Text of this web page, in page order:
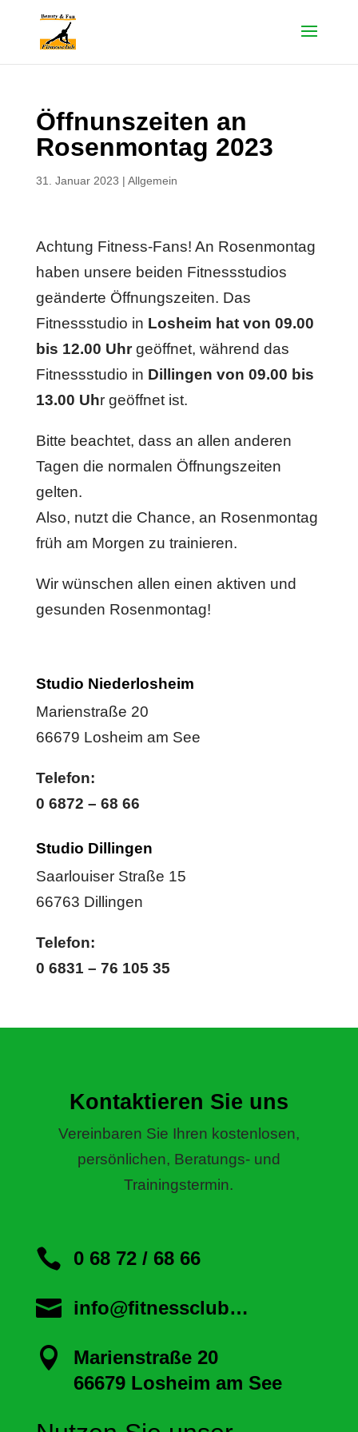
Öffnunszeiten an
Rosenmontag 2023
31. Januar 2023 | Allgemein
Achtung Fitness-Fans! An Rosenmontag
haben unsere beiden Fitnessstudios
geänderte Öffnungszeiten. Das
Fitnessstudio in Losheim hat von 09.00
bis 12.00 Uhrgeöffnet, während das
Fitnessstudio in Dillingen von 09.00 bis
13.00 Uhr geöffnet ist.
Bitte beachtet, dass an allen anderen
Tagen die normalen Öffnungszeiten
gelten.
Also, nutzt die Chance, an Rosenmontag
früh am Morgen zu trainieren.
Wir wünschen allen einen aktiven und
gesunden Rosenmontag!
Studio Niederlosheim
Marienstraße 20
66679 Losheim am See
Telefon:
0 6872 – 68 66
Studio Dillingen
Saarlouiser Straße 15
66763 Dillingen
Telefon:
0 6831 – 76 105 35
Kontaktieren Sie uns
Vereinbaren Sie Ihren kostenlosen,
persönlichen, Beratungs- und
Trainingstermin.
 0 68 72 / 68 66
 info@fitnessclub…

Marienstraße 20
66679 Losheim am See